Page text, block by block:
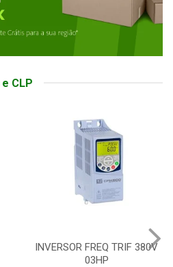
CLP
INVERSOR FREQ TRIF 380V
03HP